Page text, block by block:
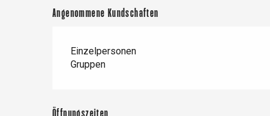
Angenommene Kundschaften
Einzelpersonen
Gruppen
Öffnungszeiten